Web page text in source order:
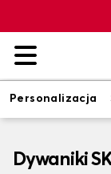
Personalizacja
Dywaniki